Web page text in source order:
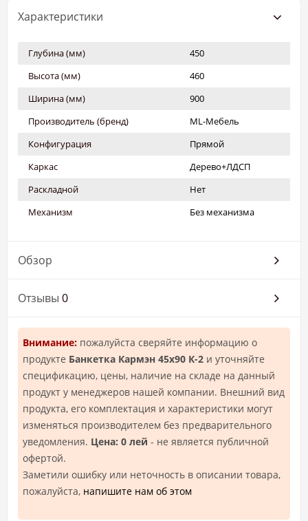
Характеристики
Глубина (мм)
450
Высота (мм)
460
Ширина (мм)
900
Производитель (бренд)
ML-Мебель
Конфигурация
Прямой
Каркас
Дерево+ЛДСП
Раскладной
Нет
Механизм
Без механизма
Обзор
Отзывы 0
Внимание: пожалуйста сверяйте информацию о
продукте Банкетка Кармэн 45х90 К-2 и уточняйте
спецификацию, цены, наличие на складе на данный
продукт у менеджеров нашей компании. Внешний вид
продукта, его комплектация и характеристики могут
изменяться производителем без предварительного
уведомления. Цена: 0 лей - не является публичной
офертой.
Заметили ошибку или неточность в описании товара,
пожалуйста, напишите нам об этом